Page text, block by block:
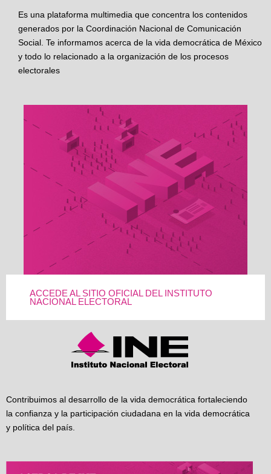
Es una plataforma multimedia que concentra los contenidos
generados por la Coordinación Nacional de Comunicación
Social. Te informamos acerca de la vida democrática de México
y todo lo relacionado a la organización de los procesos
electorales
ACCEDE AL SITIO OFICIAL DEL INSTITUTO
NACIONAL ELECTORAL
Contribuimos al desarrollo de la vida democrática fortaleciendo
la confianza y la participación ciudadana en la vida democrática
y política del país.